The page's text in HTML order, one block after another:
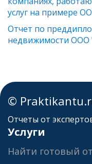
услуг на примере
Отчет по
недвижимости
©
Отчеты от
Услуги
Найти готовый